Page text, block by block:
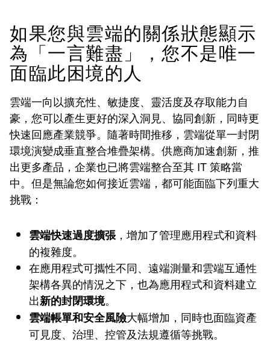
如果您與雲端的關係狀態顯示
為「一言難盡」，您不是唯一
面臨此困境的人
雲端一向以擴充性、敏捷度、靈活度及存取能力自
豪，您可以產生更好的深入洞見、協同創新，同時更
快速回應產業競爭。隨著時間推移，雲端從單一封閉
環境演變成垂直整合堆疊架構。供應商加速創新，推
出更多產品，企業也已將雲端整合至其 IT 策略當
中。但是無論您如何接近雲端，都可能面臨下列重大
挑戰：
雲端快速過度擴張 ，增加了管理應用程式和資料
的複雜度。
在應用程式可攜性不同、遠端測量和雲端互通性
架構各異的情況之下，也為應用程式和資料建立
出新的封閉環境。
雲端帳單和安全風險大幅增加，同時也面臨資產
可見度、治理、控管及法規遵循等挑戰。